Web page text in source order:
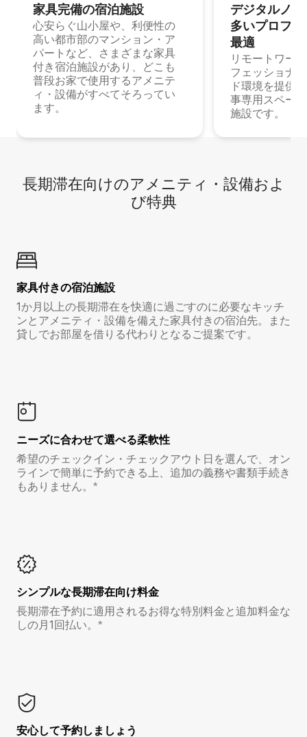
家具完備の宿⁠泊⁠施⁠設
心安らぐ山小屋や、利便性の
高い都市部のマンション・ア
パートなど、さまざまな家具
付き宿泊施設があり、どこも
普段お家で使用するアメニテ
ィ・設備がすべてそろってい
ます。
デジタルノ
多⁠いプ⁠ロ⁠フ⁠
最⁠適
リモートワー
フェッショナ
ド環境を提供
事専用スペー
施設です。
長期滞在向け⁠のア⁠メ⁠ニ⁠テ⁠ィ⁠・設⁠備⁠およ
び特⁠典
家具付き⁠の宿⁠泊⁠施⁠設
1か月以上の長期滞在を快適に過ごすのに必要なキッチ
ンとアメニティ・設備を備えた家具付きの宿泊先。また
貸しでお部屋を借りる代わりとなるご提案です。
ニーズに合わせて選べる柔軟性
希望のチェックイン・チェックアウト日を選んで、オン
ラインで簡単に予約できる上、追加の義務や書類手続き
もありません。*
シンプルな長期滞在向け料金
長期滞在予約に適用されるお得な特別料金と追加料金な
しの月1回払い。*
安心して予約しましょう